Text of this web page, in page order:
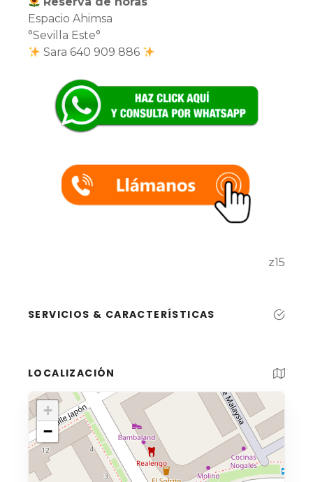
Espacio Ahimsa
°Sevilla Este°
Sara 640 909 886
z15
SERVICIOS & CARACTERÍSTICAS
LOCALIZACIÓN
+
−